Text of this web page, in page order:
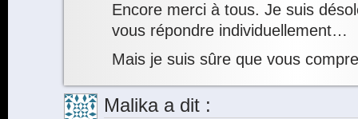
Encore merci à tous. Je suis
vous répondre individuellement…
Mais je suis sûre que vous
Malikaa dit :